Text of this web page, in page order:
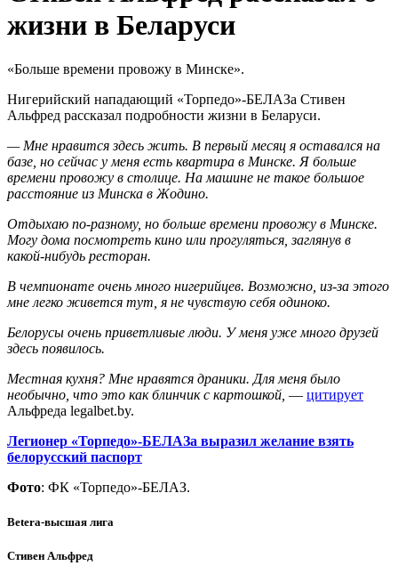
жизни в Беларуси
«Больше времени провожу в Минске».
Нигерийский нападающий «Торпедо»-БЕЛАЗа Стивен
Альфред рассказал подробности жизни в Беларуси.
— Мне нравится здесь жить. В первый месяц я оставался на
базе, но сейчас у меня есть квартира в Минске. Я больше
времени провожу в столице. На машине не такое большое
расстояние из Минска в Жодино.
Отдыхаю по-разному, но больше времени провожу в Минске.
Могу дома посмотреть кино или прогуляться, заглянув в
какой-нибудь ресторан.
В чемпионате очень много нигерийцев. Возможно, из-за этого
мне легко живется тут, я не чувствую себя одиноко.
Белорусы очень приветливые люди. У меня уже много друзей
здесь появилось.
Местная кухня? Мне нравятся драники. Для меня было
необычно, что это как блинчик с картошкой, — цитирует
Альфреда legalbet.by.
Легионер «Торпедо»-БЕЛАЗа выразил желание взять
белорусский паспорт
Фото: ФК «Торпедо»-БЕЛАЗ.
Betera-высшая лига
Стивен Альфред